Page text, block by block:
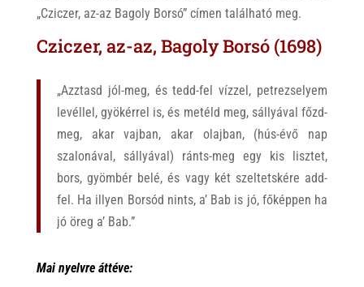
„Cziczer, az-az Bagoly Borsó” címen található meg.
Cziczer, az-az, Bagoly Borsó (1698)
„Azztasd jól-meg, és tedd-fel vízzel, petrezselyem
levéllel, gyökérrel is, és metéld meg, sállyával főzd-
meg, akar vajban, akar olajban, (hús-évő nap
szalonával, sállyával) ránts-meg egy kis lisztet,
bors, gyömbér belé, és vagy két szeltetskére add-
fel. Ha illyen Borsód nints, a’ Bab is jó, főképpen ha
jó öreg a’ Bab.”
Mai nyelvre áttéve: